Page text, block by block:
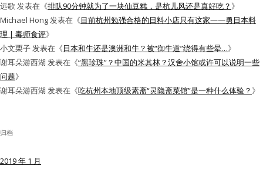
私家厨房
远歌 发表在《排队90分钟就为了一块仙豆糕，是杭儿风还是真好吃？ 》
Michael Hong发表在《目前杭州勉强合格的日料小店只有这家——勇日本料
理 | 毒师食评》
小文栗子发表在《日本和牛还是澳洲和牛？被“御牛道”绕得有些晕…》
谢耳朵游西湖 发表在《“黑珍珠”？中国的米其林？汉舍小馆或许可以说明一些
问题》
谢耳朵游西湖 发表在《吃杭州本地顶级素斋“灵隐斋菜馆”是一种什么体验？ 》
归档
2019 年 1 月